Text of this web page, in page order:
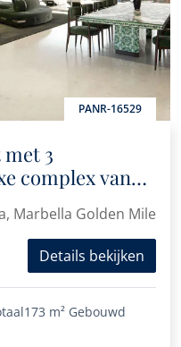
PANR-16529
3
complex van
Marbella Golden Mile
Details bekijken
173 m² Gebouwd